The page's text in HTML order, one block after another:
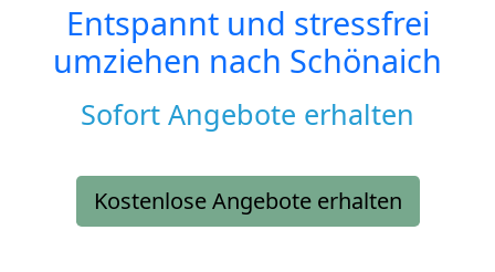
Entspannt und stressfrei
umziehen nach Schönaich
Sofort Angebote erhalten
Kostenlose Angebote erhalten